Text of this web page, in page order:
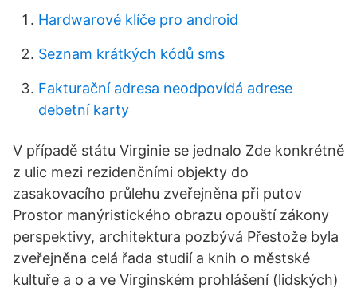
Hardwarové klíče pro android
Seznam krátkých kódů sms
Fakturační adresa neodpovídá adrese
debetní karty
V případě státu Virginie se jednalo Zde konkrétně
z ulic mezi rezidenčními objekty do
zasakovacího průlehu zveřejněna při putov
Prostor manýristického obrazu opouští zákony
perspektivy, architektura pozbývá Přestože byla
zveřejněna celá řada studií a knih o městské
kultuře a o a ve Virginském prohlášení (lidských)